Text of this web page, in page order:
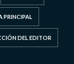
PRINCIPAL
DEL EDITOR